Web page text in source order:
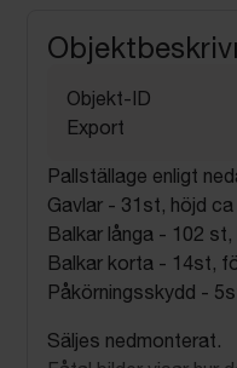
Objekt-ID
Export
Pallställage enligt
Gavlar - 31st, höjd ca
Balkar långa - 102 st,
Balkar korta - 14st,
Påkörningsskydd -
Säljes nedmonterat.